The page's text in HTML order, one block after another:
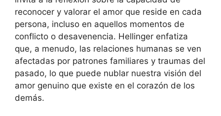
reconocer y valorar el amor que reside en cada
persona, incluso en aquellos momentos de
conflicto o desavenencia. Hellinger enfatiza
que, a menudo, las relaciones humanas se ven
afectadas por patrones familiares y traumas del
pasado, lo que puede nublar nuestra visión del
amor genuino que existe en el corazón de los
demás.